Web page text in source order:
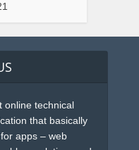
online technical
that basically
apps – web